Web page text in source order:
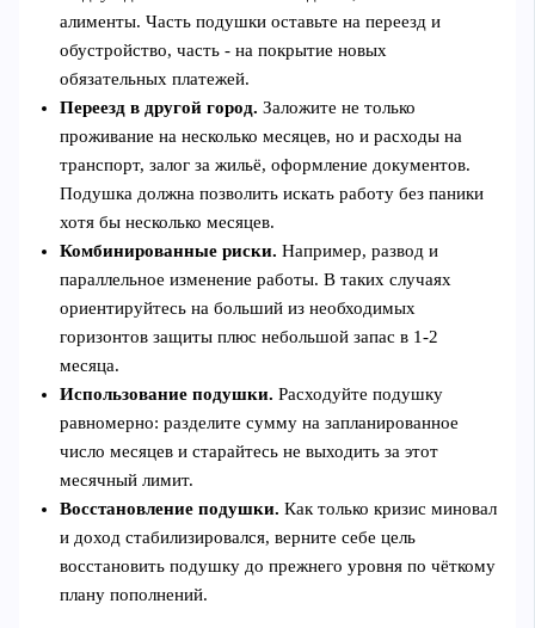
алименты. Часть подушки оставьте на переезд и
обустройство, часть - на покрытие новых
обязательных платежей.
Переезд в другой город. Заложите не только
проживание на несколько месяцев, но и расходы на
транспорт, залог за жильё, оформление документов.
Подушка должна позволить искать работу без паники
хотя бы несколько месяцев.
Комбинированные риски. Например, развод и
параллельное изменение работы. В таких случаях
ориентируйтесь на больший из необходимых
горизонтов защиты плюс небольшой запас в 1-2
месяца.
Использование подушки. Расходуйте подушку
равномерно: разделите сумму на запланированное
число месяцев и старайтесь не выходить за этот
месячный лимит.
Восстановление подушки. Как только кризис миновал
и доход стабилизировался, верните себе цель
восстановить подушку до прежнего уровня по чёткому
плану пополнений.